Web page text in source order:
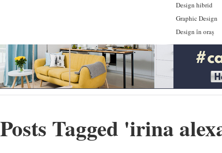
Design hibrid
Graphic Design
Design în oraș
Posts Tagged 'irina